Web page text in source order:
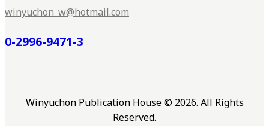
winyuchon_w@hotmail.com
0-2996-9471-3
Winyuchon Publication House © 2026. All Rights
Reserved.